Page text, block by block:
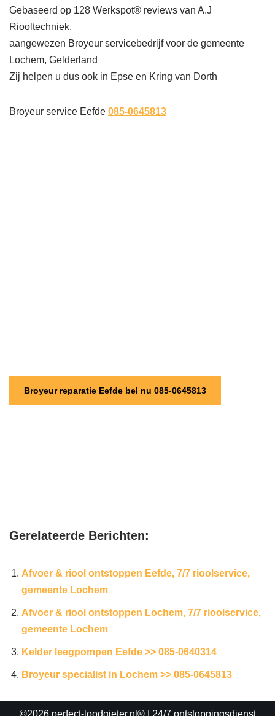
Gebaseerd op 128 Werkspot® reviews van A.J
Riooltechniek,
aangewezen Broyeur servicebedrijf voor de gemeente
Lochem, Gelderland
Zij helpen u dus ook in Epse en Kring van Dorth
Broyeur service Eefde 085-0645813
Broyeur reparatie Eefde bel nu 085-0645813
Gerelateerde Berichten:
Afvoer & riool ontstoppen Eefde, 7/7 rioolservice,
gemeente Lochem
Afvoer & riool ontstoppen Lochem, 7/7 rioolservice,
gemeente Lochem
Kelder leegpompen Eefde >> 085-0640314
Broyeur specialist in Lochem >> 085-0645813